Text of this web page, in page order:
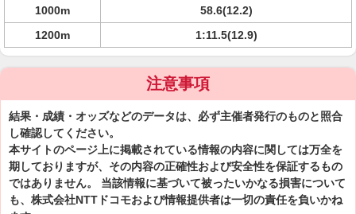
1000m
58.6(12.2)
1200m
1:11.5(12.9)
注意事項
結果・成績・オッズなどのデータは、必ず主催者発行のものと照合
し確認してください。
本サイトのページ上に掲載されている情報の内容に関しては万全を
期しておりますが、その内容の正確性および安全性を保証するもの
ではありません。 当該情報に基づいて被ったいかなる損害について
も、株式会社NTTドコモおよび情報提供者は一切の責任を負いかね